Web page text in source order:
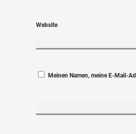
Website
Meinen Namen, meine E-Mail-